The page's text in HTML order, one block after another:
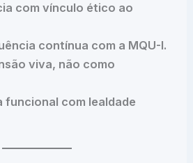
com vínculo ético ao
contínua com a MQU-I.
viva, não como
funcional com lealdade